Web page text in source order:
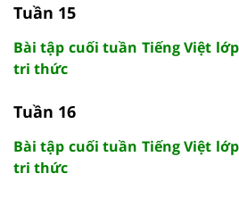
Tuần 15
Bài tập cuối tuần Tiếng Việt
tri thức
Tuần 16
Bài tập cuối tuần Tiếng Việt
tri thức